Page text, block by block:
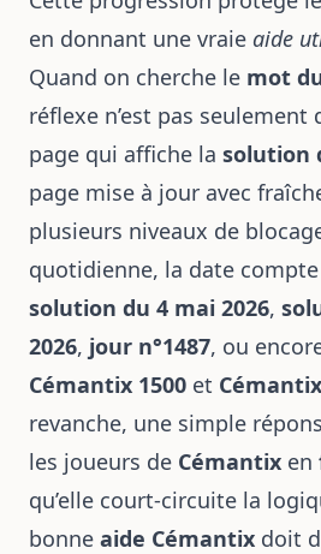
en donnant une vraie aide
Quand on cherche le mot
réflexe n’est pas seulement
page qui affiche la solution
page mise à jour avec
plusieurs niveaux de
quotidienne, la date
solution du 4 mai 2026,
2026, jour n°1487, ou
Cémantix 1500 et
revanche, une simple
les joueurs de Cémantix en
qu’elle court-circuite la
bonne aide Cémantix doit